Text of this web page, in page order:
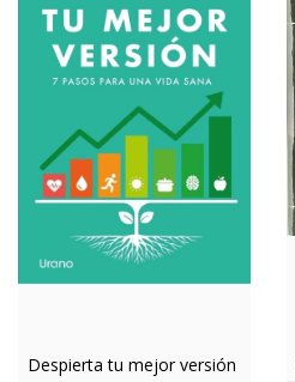
Despierta tu mejor versión